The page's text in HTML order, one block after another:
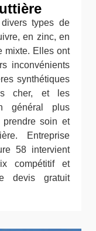
types de
en zinc, en
mixte. Elles ont
inconvénients
synthétiques
cher, et les
général plus
soin et
Entreprise
58 intervient
compétitif et
devis gratuit